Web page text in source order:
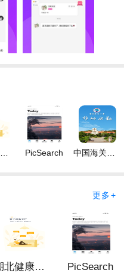
对面交友，陌聊趣聊
配，遇见恩爱的她。你
视频聊天交友。视频交
提供了美颜滤镜和虚拟
头前更加自信。同时，
的soul。社区功能允许用
分享生活中的点滴。其
信等方式进行互动，建
还设有热门话题和兴趣
湖北健康科技 PicSearch 中国海关归类化验
更多+
湖北健康科技 PicSearch